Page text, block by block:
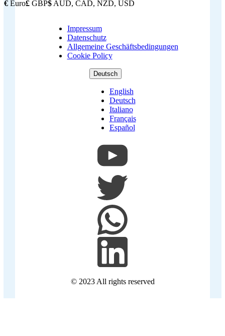
€ Euro£ GBP$ AUD, CAD, NZD, USD
Copyright
Footer
Impressum
Datenschutz
Allgemeine Geschäftsbedingungen
Cookie Policy
Deutsch
English
Deutsch
Italiano
Français
Español
© 2023 All rights reserved